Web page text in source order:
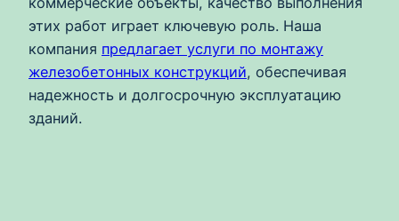
этих работ играет ключевую роль. Наша
компания предлагает услуги по монтажу
железобетонных конструкций, обеспечивая
надежность и долгосрочную эксплуатацию
зданий.